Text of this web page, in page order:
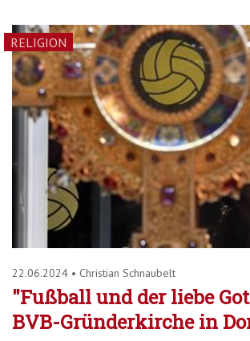
RELIGION
22.06.2024 • Christian Schnaubelt
"Fußball und der liebe
BVB-Gründerkirche in